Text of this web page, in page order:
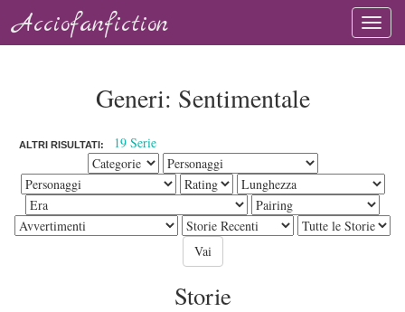
Acciofanfiction
Generi: Sentimentale
ALTRI RISULTATI: 19 Serie
Storie